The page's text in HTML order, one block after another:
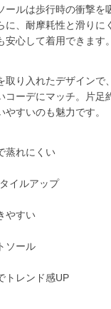
ールは歩行時の衝撃を
に、耐摩耗性と滑りに
安心して着用できます。
取り入れたデザインで
コーデにマッチ。片足
すいのも魅力です。
蒸れにくい
イルアップ
やすい
ソール
トレンド感UP